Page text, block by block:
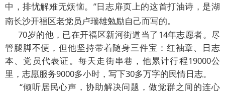
中，排忧解难无烦恼。”日志扉页上的这首打油诗，是湖
南长沙开福区老党员卢瑞雄勉励自己而写的。
70岁的他，已在开福区新河街道当了14年志愿者。尽
管腿脚不便，但他坚持带着随身三件宝：红袖章、日志
本、党员代表证。每天走街串巷，他累计行程19000公
里，志愿服务9000多小时，写下30多万字的民情日志。
“倾听居民心声，协助解决问题，做党群之间的连心